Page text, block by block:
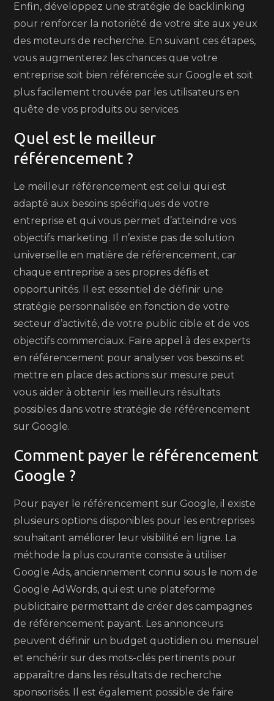
Enfin, développez une stratégie de backlinking
pour renforcer la notoriété de votre site aux yeux
des moteurs de recherche. En suivant ces étapes,
vous augmenterez les chances que votre
entreprise soit bien référencée sur Google et soit
plus facilement trouvée par les utilisateurs en
quête de vos produits ou services.
Quel est le meilleur
référencement ?
Le meilleur référencement est celui qui est
adapté aux besoins spécifiques de votre
entreprise et qui vous permet d’atteindre vos
objectifs marketing. Il n’existe pas de solution
universelle en matière de référencement, car
chaque entreprise a ses propres défis et
opportunités. Il est essentiel de définir une
stratégie personnalisée en fonction de votre
secteur d’activité, de votre public cible et de vos
objectifs commerciaux. Faire appel à des experts
en référencement pour analyser vos besoins et
mettre en place des actions sur mesure peut
vous aider à obtenir les meilleurs résultats
possibles dans votre stratégie de référencement
sur Google.
Comment payer le référencement
Google ?
Pour payer le référencement sur Google, il existe
plusieurs options disponibles pour les entreprises
souhaitant améliorer leur visibilité en ligne. La
méthode la plus courante consiste à utiliser
Google Ads, anciennement connu sous le nom de
Google AdWords, qui est une plateforme
publicitaire permettant de créer des campagnes
de référencement payant. Les annonceurs
peuvent définir un budget quotidien ou mensuel
et enchérir sur des mots-clés pertinents pour
apparaître dans les résultats de recherche
sponsorisés. Il est également possible de faire